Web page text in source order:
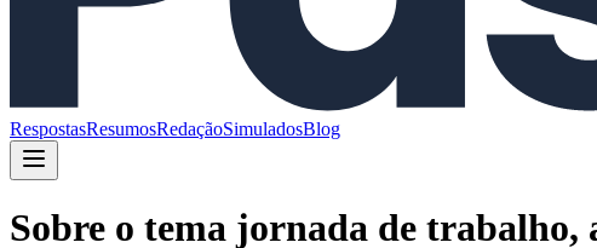
RespostasResumosRedaçãoSimuladosBlog
Sobre o tema jornada de trabalho,